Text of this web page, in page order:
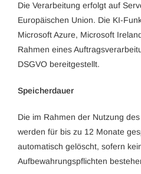
Die Verarbeitung erfolgt auf
Europäischen Union. Die KI-
Microsoft Azure, Microsoft
Rahmen eines
DSGVO bereitgestellt.
Speicherdauer
Die im Rahmen der Nutzung
werden für bis zu 12 Monate
automatisch gelöscht, sofern
Aufbewahrungspflichten